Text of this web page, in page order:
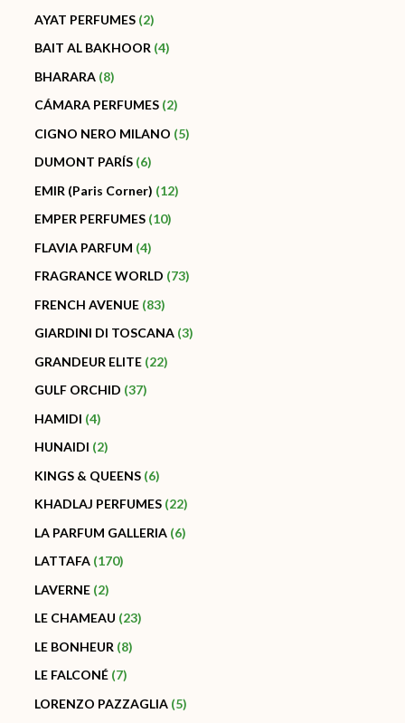
AYAT PERFUMES 2
BAIT AL BAKHOOR 4
BHARARA 8
CÁMARA PERFUMES 2
CIGNO NERO MILANO 5
DUMONT PARÍS 6
EMIR (Paris Corner) 12
EMPER PERFUMES 10
FLAVIA PARFUM 4
FRAGRANCE WORLD 73
FRENCH AVENUE 83
GIARDINI DI TOSCANA 3
GRANDEUR ELITE 22
GULF ORCHID 37
HAMIDI 4
HUNAIDI 2
KINGS & QUEENS 6
KHADLAJ PERFUMES 22
LA PARFUM GALLERIA 6
LATTAFA 170
LAVERNE 2
LE CHAMEAU 23
LE BONHEUR 8
LE FALCONÉ 7
LORENZO PAZZAGLIA 5